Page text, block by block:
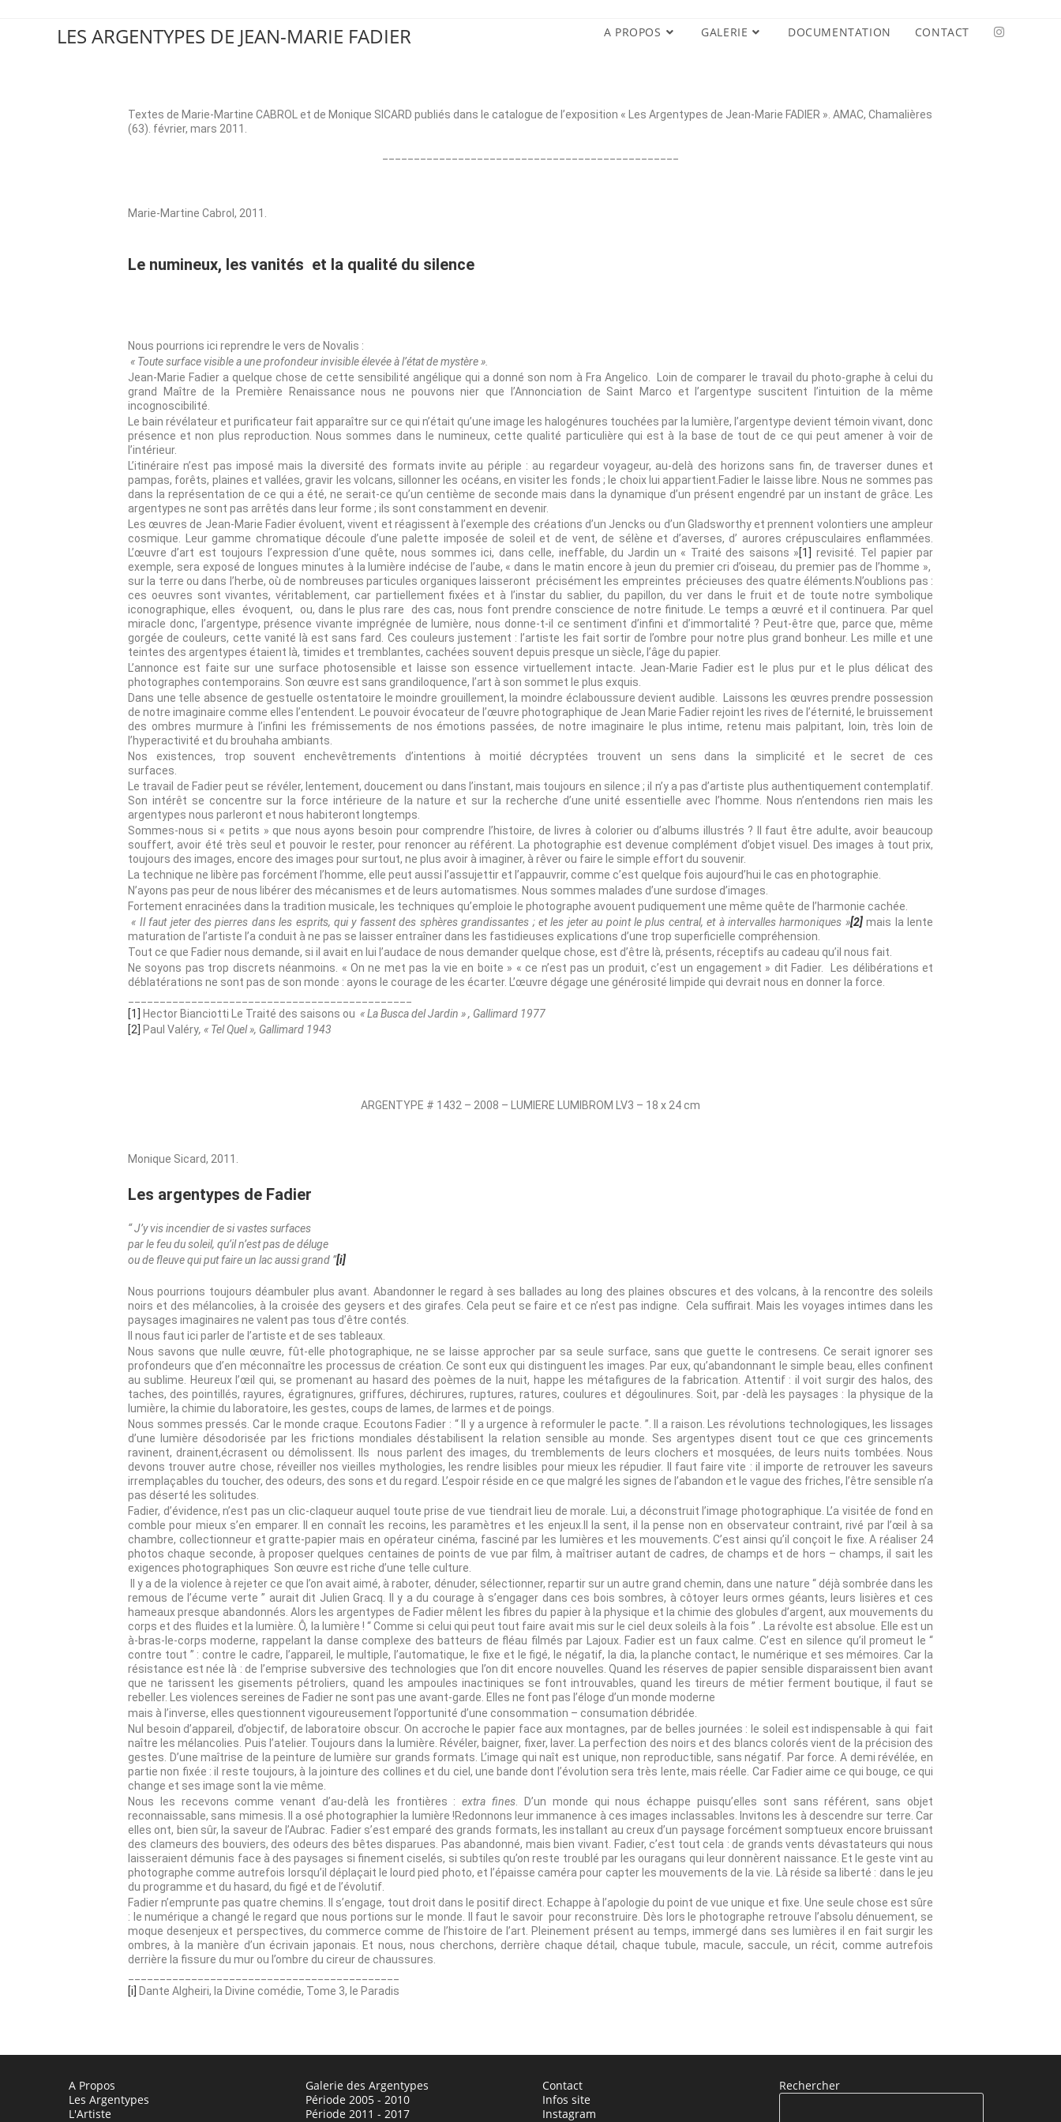
LES ARGENTYPES DE JEAN-MARIE FADIER A PROPOS GALERIE DOCUMENTATION
CONTACT
Textes de Marie-Martine CABROL et de Monique SICARD publiés dans le catalogue de l’exposition « Les Argentypes de Jean-Marie FADIER ». AMAC, Chamalières
(63). février, mars 2011.
Marie-Martine Cabrol, 2011.
Le numineux, les vanités et la qualité du silence
Nous pourrions ici reprendre le vers de Novalis :
« Toute surface visible a une profondeur invisible élevée à l’état de mystère ».
Jean-Marie Fadier a quelque chose de cette sensibilité angélique qui a donné son nom à Fra Angelico. Loin de comparer le travail du photo-graphe à celui du
grand Maître de la Première Renaissance nous ne pouvons nier que l’Annonciation de Saint Marco et l’argentype suscitent l’intuition de la même
incognoscibilité.
Le bain révélateur et purificateur fait apparaître sur ce qui n’était qu’une image les halogénures touchées par la lumière, l’argentype devient témoin vivant, donc
présence et non plus reproduction. Nous sommes dans le numineux, cette qualité particulière qui est à la base de tout de ce qui peut amener à voir de
l’intérieur.
L’itinéraire n’est pas imposé mais la diversité des formats invite au périple : au regardeur voyageur, au-delà des horizons sans fin, de traverser dunes et
pampas, forêts, plaines et vallées, gravir les volcans, sillonner les océans, en visiter les fonds ; le choix lui appartient.Fadier le laisse libre. Nous ne sommes pas
dans la représentation de ce qui a été, ne serait-ce qu’un centième de seconde mais dans la dynamique d’un présent engendré par un instant de grâce. Les
argentypes ne sont pas arrêtés dans leur forme ; ils sont constamment en devenir.
Les œuvres de Jean-Marie Fadier évoluent, vivent et réagissent à l’exemple des créations d’un Jencks ou d’un Gladsworthy et prennent volontiers une ampleur
cosmique. Leur gamme chromatique découle d’une palette imposée de soleil et de vent, de sélène et d’averses, d’ aurores crépusculaires enflammées.
L’œuvre d’art est toujours l’expression d’une quête, nous sommes ici, dans celle, ineffable, du Jardin un « Traité des saisons »[1]
revisité. Tel papier par
exemple, sera exposé de longues minutes à la lumière indécise de l’aube, « dans le matin encore à jeun du premier cri d’oiseau, du premier pas de l’homme »,
sur la terre ou dans l’herbe, où de nombreuses particules organiques laisseront précisément les empreintes précieuses des quatre éléments.N’oublions pas :
ces oeuvres sont vivantes, véritablement, car partiellement fixées et à l’instar du sablier, du papillon, du ver dans le fruit et de toute notre symbolique
iconographique, elles évoquent, ou, dans le plus rare des cas, nous font prendre conscience de notre finitude. Le temps a œuvré et il continuera. Par quel
miracle donc, l’argentype, présence vivante imprégnée de lumière, nous donne-t-il ce sentiment d’infini et d’immortalité ? Peut-être que, parce que, même
gorgée de couleurs, cette vanité là est sans fard. Ces couleurs justement : l’artiste les fait sortir de l’ombre pour notre plus grand bonheur. Les mille et une
teintes des argentypes étaient là, timides et tremblantes, cachées souvent depuis presque un siècle, l’âge du papier.
L’annonce est faite sur une surface photosensible et laisse son essence virtuellement intacte. Jean-Marie Fadier est le plus pur et le plus délicat des
photographes contemporains. Son œuvre est sans grandiloquence, l’art à son sommet le plus exquis.
Dans une telle absence de gestuelle ostentatoire le moindre grouillement, la moindre éclaboussure devient audible. Laissons les œuvres prendre possession
de notre imaginaire comme elles l’entendent. Le pouvoir évocateur de l’œuvre photographique de Jean Marie Fadier rejoint les rives de l’éternité, le bruissement
des ombres murmure à l’infini les frémissements de nos émotions passées, de notre imaginaire le plus intime, retenu mais palpitant, loin, très loin de
l’hyperactivité et du brouhaha ambiants.
Nos existences, trop souvent enchevêtrements d’intentions à moitié décryptées trouvent un sens dans la simplicité et le secret de ces
surfaces.
Le travail de Fadier peut se révéler, lentement, doucement ou dans l’instant, mais toujours en silence ; il n’y a pas d’artiste plus authentiquement contemplatif.
Son intérêt se concentre sur la force intérieure de la nature et sur la recherche d’une unité essentielle avec l’homme. Nous n’entendons rien mais les
argentypes nous parleront et nous habiteront longtemps.
Sommes-nous si « petits » que nous ayons besoin pour comprendre l’histoire, de livres à colorier ou d’albums illustrés ? Il faut être adulte, avoir beaucoup
souffert, avoir été très seul et pouvoir le rester, pour renoncer au référent. La photographie est devenue complément d’objet visuel. Des images à tout prix,
toujours des images, encore des images pour surtout, ne plus avoir à imaginer, à rêver ou faire le simple effort du souvenir.
La technique ne libère pas forcément l’homme, elle peut aussi l’assujettir et l’appauvrir, comme c’est quelque fois aujourd’hui le cas en photographie.
N’ayons pas peur de nous libérer des mécanismes et de leurs automatismes. Nous sommes malades d’une surdose d’images.
Fortement enracinées dans la tradition musicale, les techniques qu’emploie le photographe avouent pudiquement une même quête de l’harmonie cachée.
« Il faut jeter des pierres dans les esprits, qui y fassent des sphères grandissantes ; et les jeter au point le plus central, et à intervalles harmoniques »[2]mais la lente
maturation de l’artiste l’a conduit à ne pas se laisser entraîner dans les fastidieuses explications d’une trop superficielle compréhension.
Tout ce que Fadier nous demande, si il avait en lui l’audace de nous demander quelque chose, est d’être là, présents, réceptifs au cadeau qu’il nous fait.
Ne soyons pas trop discrets néanmoins. « On ne met pas la vie en boite » « ce n’est pas un produit, c’est un engagement » dit Fadier. Les délibérations et
déblatérations ne sont pas de son monde : ayons le courage de les écarter. L’œuvre dégage une générosité limpide qui devrait nous en donner la force.
[1]
Hector Bianciotti Le Traité des saisons ou « La Busca del Jardin » , Gallimard 1977
[2]
Paul Valéry, « Tel Quel », Gallimard 1943
ARGENTYPE # 1432 – 2008 – LUMIERE LUMIBROM LV3 – 18 x 24 cm
Monique Sicard, 2011.
Les argentypes de Fadier
“ J’y vis incendier de si vastes surfaces
par le feu du soleil, qu’il n’est pas de déluge
ou de fleuve qui put faire un lac aussi grand ”[i]
Nous pourrions toujours déambuler plus avant. Abandonner le regard à ses ballades au long des plaines obscures et des volcans, à la rencontre des soleils
noirs et des mélancolies, à la croisée des geysers et des girafes. Cela peut se faire et ce n’est pas indigne. Cela suffirait. Mais les voyages intimes dans les
paysages imaginaires ne valent pas tous d’être contés.
Il nous faut ici parler de l’artiste et de ses tableaux.
Nous savons que nulle œuvre, fût-elle photographique, ne se laisse approcher par sa seule surface, sans que guette le contresens. Ce serait ignorer ses
profondeurs que d’en méconnaître les processus de création. Ce sont eux qui distinguent les images. Par eux, qu’abandonnant le simple beau, elles confinent
au sublime. Heureux l’œil qui, se promenant au hasard des poèmes de la nuit, happe les métafigures de la fabrication. Attentif : il voit surgir des halos, des
taches, des pointillés, rayures, égratignures, griffures, déchirures, ruptures, ratures, coulures et dégoulinures. Soit, par -delà les paysages : la physique de la
lumière, la chimie du laboratoire, les gestes, coups de lames, de larmes et de poings.
Nous sommes pressés. Car le monde craque. Ecoutons Fadier : “ Il y a urgence à reformuler le pacte. ”. Il a raison. Les révolutions technologiques, les lissages
d’une lumière désodorisée par les frictions mondiales déstabilisent la relation sensible au monde. Ses argentypes disent tout ce que ces grincements
ravinent, drainent,écrasent ou démolissent. Ils nous parlent des images, du tremblements de leurs clochers et mosquées, de leurs nuits tombées. Nous
devons trouver autre chose, réveiller nos vieilles mythologies, les rendre lisibles pour mieux les répudier. Il faut faire vite : il importe de retrouver les saveurs
irremplaçables du toucher, des odeurs, des sons et du regard. L’espoir réside en ce que malgré les signes de l’abandon et le vague des friches, l’être sensible n’a
pas déserté les solitudes.
Fadier, d’évidence, n’est pas un clic-claqueur auquel toute prise de vue tiendrait lieu de morale. Lui, a déconstruit l’image photographique. L’a visitée de fond en
comble pour mieux s’en emparer. Il en connaît les recoins, les paramètres et les enjeux.Il la sent, il la pense non en observateur contraint, rivé par l’œil à sa
chambre, collectionneur et gratte-papier mais en opérateur cinéma, fasciné par les lumières et les mouvements. C’est ainsi qu’il conçoit le fixe. A réaliser 24
photos chaque seconde, à proposer quelques centaines de points de vue par film, à maîtriser autant de cadres, de champs et de hors – champs, il sait les
exigences photographiques Son œuvre est riche d’une telle culture.
Il y a de la violence à rejeter ce que l’on avait aimé, à raboter, dénuder, sélectionner, repartir sur un autre grand chemin, dans une nature “ déjà sombrée dans les
remous de l’écume verte ” aurait dit Julien Gracq. Il y a du courage à s’engager dans ces bois sombres, à côtoyer leurs ormes géants, leurs lisières et ces
hameaux presque abandonnés. Alors les argentypes de Fadier mêlent les fibres du papier à la physique et la chimie des globules d’argent, aux mouvements du
corps et des fluides et la lumière. Ô, la lumière ! “ Comme si celui qui peut tout faire avait mis sur le ciel deux soleils à la fois ” . La révolte est absolue. Elle est un
à-bras-le-corps moderne, rappelant la danse complexe des batteurs de fléau filmés par Lajoux. Fadier est un faux calme. C’est en silence qu’il promeut le “
contre tout ” : contre le cadre, l’appareil, le multiple, l’automatique, le fixe et le figé, le négatif, la dia, la planche contact, le numérique et ses mémoires. Car la
résistance est née là : de l’emprise subversive des technologies que l’on dit encore nouvelles. Quand les réserves de papier sensible disparaissent bien avant
que ne tarissent les gisements pétroliers, quand les ampoules inactiniques se font introuvables, quand les tireurs de métier ferment boutique, il faut se
rebeller. Les violences sereines de Fadier ne sont pas une avant-garde. Elles ne font pas l’éloge d’un monde moderne
mais à l’inverse, elles questionnent vigoureusement l’opportunité d’une consommation – consumation débridée.
Nul besoin d’appareil, d’objectif, de laboratoire obscur. On accroche le papier face aux montagnes, par de belles journées : le soleil est indispensable à qui fait
naître les mélancolies. Puis l’atelier. Toujours dans la lumière. Révéler, baigner, fixer, laver. La perfection des noirs et des blancs colorés vient de la précision des
gestes. D’une maîtrise de la peinture de lumière sur grands formats. L’image qui naît est unique, non reproductible, sans négatif. Par force. A demi révélée, en
partie non fixée : il reste toujours, à la jointure des collines et du ciel, une bande dont l’évolution sera très lente, mais réelle. Car Fadier aime ce qui bouge, ce qui
change et ses image sont la vie même.
Nous les recevons comme venant d’au-delà les frontières :extra fines . D’un monde qui nous échappe puisqu’elles sont sans référent, sans objet
reconnaissable, sans mimesis. Il a osé photographier la lumière !Redonnons leur immanence à ces images inclassables. Invitons les à descendre sur terre. Car
elles ont, bien sûr, la saveur de l’Aubrac. Fadier s’est emparé des grands formats, les installant au creux d’un paysage forcément somptueux encore bruissant
des clameurs des bouviers, des odeurs des bêtes disparues. Pas abandonné, mais bien vivant. Fadier, c’est tout cela : de grands vents dévastateurs qui nous
laisseraient démunis face à des paysages si finement ciselés, si subtiles qu’on reste troublé par les ouragans qui leur donnèrent naissance. Et le geste vint au
photographe comme autrefois lorsqu’il déplaçait le lourd pied photo, et l’épaisse caméra pour capter les mouvements de la vie. Là réside sa liberté : dans le jeu
du programme et du hasard, du figé et de l’évolutif.
Fadier n’emprunte pas quatre chemins. Il s’engage, tout droit dans le positif direct. Echappe à l’apologie du point de vue unique et fixe. Une seule chose est sûre
: le numérique a changé le regard que nous portions sur le monde. Il faut le savoir pour reconstruire. Dès lors le photographe retrouve l’absolu dénuement, se
moque desenjeux et perspectives, du commerce comme de l’histoire de l’art. Pleinement présent au temps, immergé dans ses lumières il en fait surgir les
ombres, à la manière d’un écrivain japonais. Et nous, nous cherchons, derrière chaque détail, chaque tubule, macule, saccule, un récit, comme autrefois
derrière la fissure du mur ou l’ombre du cireur de chaussures.
[i]
Dante Algheiri, la Divine comédie, Tome 3, le Paradis
A Propos
Les Argentypes
L'Artiste
Galerie des Argentypes
Période 2005 - 2010
Période 2011 - 2017
Contact
Infos site
Instagram
Rechercher